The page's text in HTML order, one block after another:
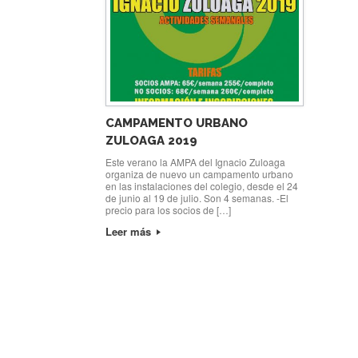
CAMPAMENTO URBANO
ZULOAGA 2019
Este verano la AMPA del Ignacio Zuloaga
organiza de nuevo un campamento urbano
en las instalaciones del colegio, desde el 24
de junio al 19 de julio. Son 4 semanas. -El
precio para los socios de […]
Leer más